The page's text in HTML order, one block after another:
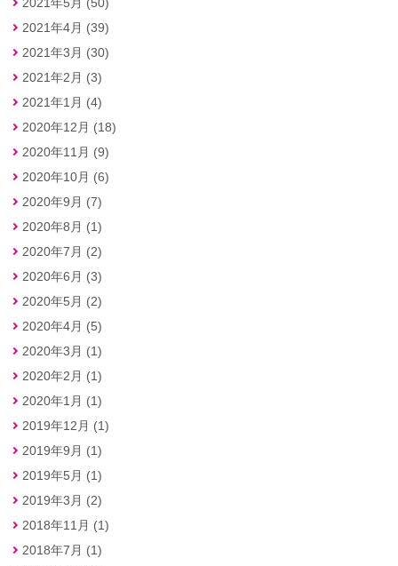
2021年4月 (39)
2021年3月 (30)
2021年2月 (3)
2021年1月 (4)
2020年12月 (18)
2020年11月 (9)
2020年10月 (6)
2020年9月 (7)
2020年8月 (1)
2020年7月 (2)
2020年6月 (3)
2020年5月 (2)
2020年4月 (5)
2020年3月 (1)
2020年2月 (1)
2020年1月 (1)
2019年12月 (1)
2019年9月 (1)
2019年5月 (1)
2019年3月 (2)
2018年11月 (1)
2018年7月 (1)